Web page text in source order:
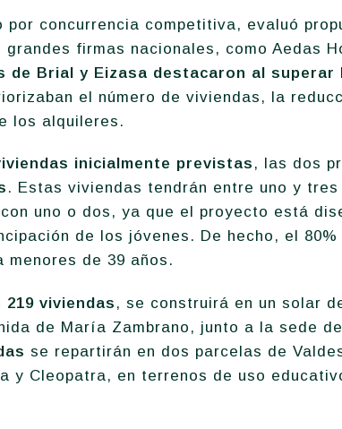
por concurrencia competitiva, evaluó
grandes firmas nacionales, como Aedas
de Brial y Eizasa destacaron al
el número de viviendas, la
los alquileres.
inicialmente previstas , las dos
. Estas viviendas tendrán entre uno y
uno o dos, ya que el proyecto está
de los jóvenes. De hecho, el
de 39 años.
219 viviendas , se construirá en un solar
de María Zambrano, junto a la sede
se repartirán en dos parcelas de
y Cleopatra, en terrenos de uso